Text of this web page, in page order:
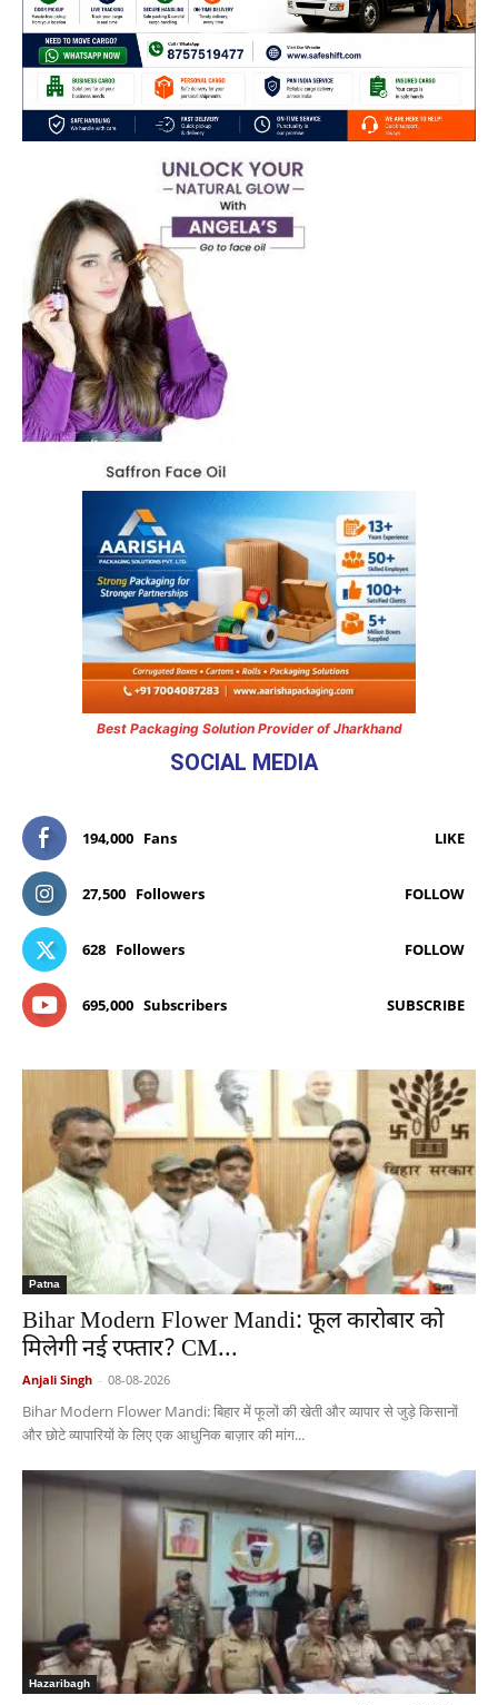
Best Packaging Solution Provider of Jharkhand
SOCIAL MEDIA
194,000 Fans LIKE
27,500 Followers FOLLOW
628 Followers FOLLOW
695,000 Subscribers SUBSCRIBE
Patna
Bihar Modern Flower Mandi: फूल कारोबार को
मिलेगी नई रफ्तार? CM...
Anjali Singh - 08-08-2026
Bihar Modern Flower Mandi: बिहार में फूलों की खेती और व्यापार से जुड़े किसानों
और छोटे व्यापारियों के लिए एक आधुनिक बाज़ार की मांग...
Hazaribagh